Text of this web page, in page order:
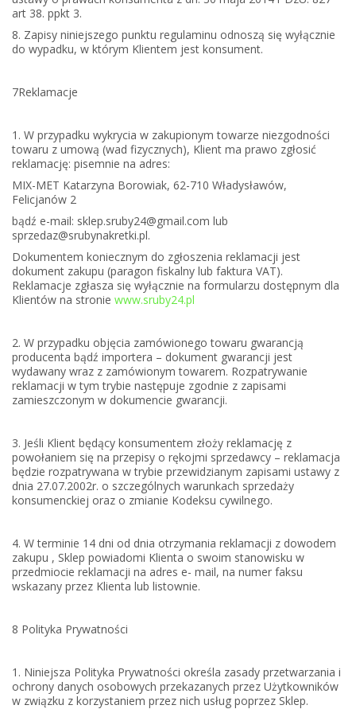
art 38. ppkt 3.
8. Zapisy niniejszego punktu regulaminu odnoszą się wyłącznie
do wypadku, w którym Klientem jest konsument.
7Reklamacje
1. W przypadku wykrycia w zakupionym towarze niezgodności
towaru z umową (wad fizycznych), Klient ma prawo zgłosić
reklamację: pisemnie na adres:
MIX-MET Katarzyna Borowiak, 62-710 Władysławów,
Felicjanów 2
bądź e-mail: sklep.sruby24@gmail.com lub
sprzedaz@srubynakretki.pl.
Dokumentem koniecznym do zgłoszenia reklamacji jest
dokument zakupu (paragon fiskalny lub faktura VAT).
Reklamacje zgłasza się wyłącznie na formularzu dostępnym dla
Klientów na stronie www.sruby24.pl
2. W przypadku objęcia zamówionego towaru gwarancją
producenta bądź importera – dokument gwarancji jest
wydawany wraz z zamówionym towarem. Rozpatrywanie
reklamacji w tym trybie następuje zgodnie z zapisami
zamieszczonym w dokumencie gwarancji.
3. Jeśli Klient będący konsumentem złoży reklamację z
powołaniem się na przepisy o rękojmi sprzedawcy – reklamacja
będzie rozpatrywana w trybie przewidzianym zapisami ustawy z
dnia 27.07.2002r. o szczególnych warunkach sprzedaży
konsumenckiej oraz o zmianie Kodeksu cywilnego.
4. W terminie 14 dni od dnia otrzymania reklamacji z dowodem
zakupu , Sklep powiadomi Klienta o swoim stanowisku w
przedmiocie reklamacji na adres e- mail, na numer faksu
wskazany przez Klienta lub listownie.
8 Polityka Prywatności
1. Niniejsza Polityka Prywatności określa zasady przetwarzania i
ochrony danych osobowych przekazanych przez Użytkowników
w związku z korzystaniem przez nich usług poprzez Sklep.